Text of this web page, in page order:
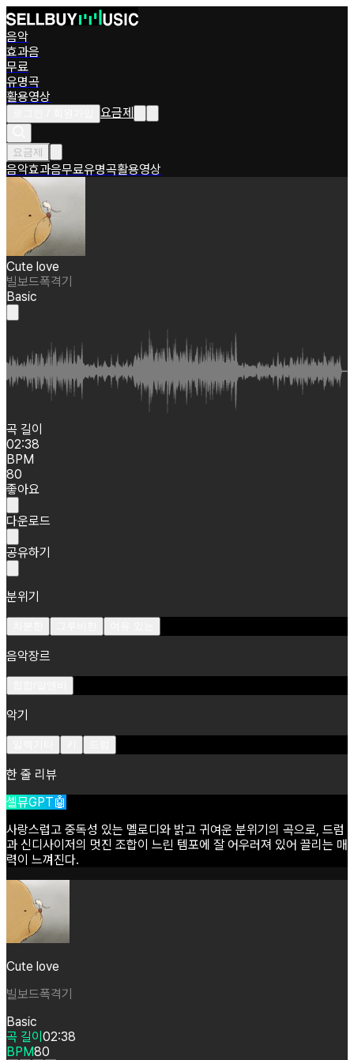
음악
효과음
무료
유명곡
활용영상
요금제
요금제
음악효과음무료유명곡활용영상
Cute love
빌보드폭격기
Basic
곡 길이
02:38
BPM
80
좋아요
다운로드
공유하기
분위기
음악장르
악기
한 줄 리뷰
셀뮤GPT🤖
사랑스럽고 중독성 있는 멜로디와 밝고 귀여운 분위기의 곡으로, 드럼
과 신디사이저의 멋진 조합이 느린 템포에 잘 어우러져 있어 끌리는 매
력이 느껴진다.
Cute love
빌보드폭격기
Basic
곡 길이 02:38
BPM80